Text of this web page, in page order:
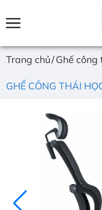
Trang chủ Ghế công
GHẾ CÔNG THÁI